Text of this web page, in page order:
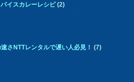
イスカレーレシピ(2)
さNTTレンタルで遅い人必見！(7)